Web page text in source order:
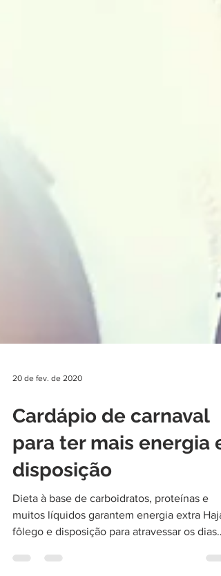
Cardápio de carnaval
para ter mais energia e
disposição
Dieta à base de carboidratos, proteínas e
muitos líquidos garantem energia extra Haja
de...